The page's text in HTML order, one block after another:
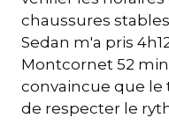
chaussures
Sedan m'a pris
Montcornet 52
convaincue que le
de respecter le